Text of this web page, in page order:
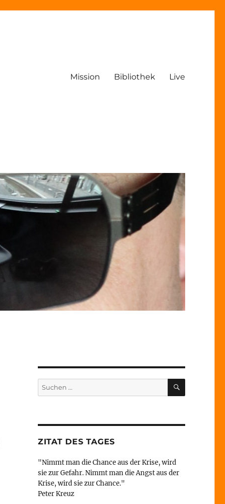
Mission Bibliothek Live
Suche
nach:
SUCHEN
ZITAT DES TAGES
"Nimmt man die Chance aus der Krise, wird
sie zur Gefahr. Nimmt man die Angst aus der
Krise, wird sie zur Chance."
Peter Kreuz